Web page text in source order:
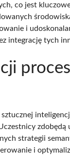
co jest
i
integrację tych
strategii
i